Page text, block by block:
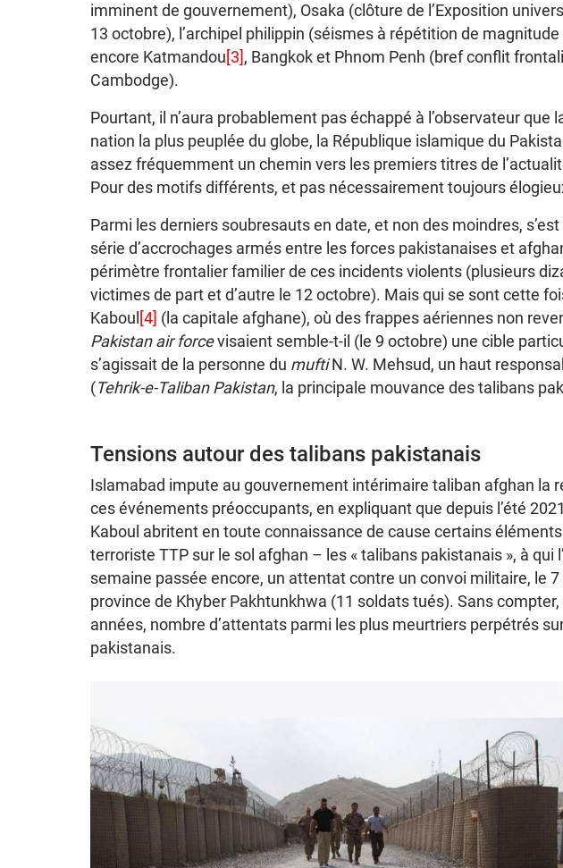
imminent de gouvernement), Osaka (clôture de l’Exposition
13 octobre), l’archipel philippin (séismes à répétition de magnitude
encore Katmandou[3], Bangkok et Phnom Penh (bref conflit
Cambodge).
Pourtant, il n’aura probablement pas échappé à l’observateur que
nation la plus peuplée du globe, la République islamique du
assez fréquemment un chemin vers les premiers titres de
Pour des motifs différents, et pas nécessairement toujours
Parmi les derniers soubresauts en date, et non des moindres,
série d’accrochages armés entre les forces pakistanaises et
périmètre frontalier familier de ces incidents violents (plusieurs
victimes de part et d’autre le 12 octobre). Mais qui se sont cette
Kaboul [4] (la capitale afghane), où des frappes aériennes non
Pakistan air forcevisaient semble-t-il (le 9 octobre) une cible
s’agissait de la personne du muftiN. W. Mehsud, un haut
(Tehrik-e-Taliban Pakistan, la principale mouvance des talibans
Tensions autour des talibans pakistanais
Islamabad impute au gouvernement intérimaire taliban afghan la
ces événements préoccupants, en expliquant que depuis l’été
Kaboul abritent en toute connaissance de cause certains
terroriste TTP sur le sol afghan – les « talibans pakistanais », à qui
semaine passée encore, un attentat contre un convoi militaire, le
province de Khyber Pakhtunkhwa (11 soldats tués). Sans
années, nombre d’attentats parmi les plus meurtriers perpétrés
pakistanais.